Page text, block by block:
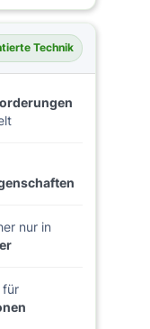
Technik
nur in
für